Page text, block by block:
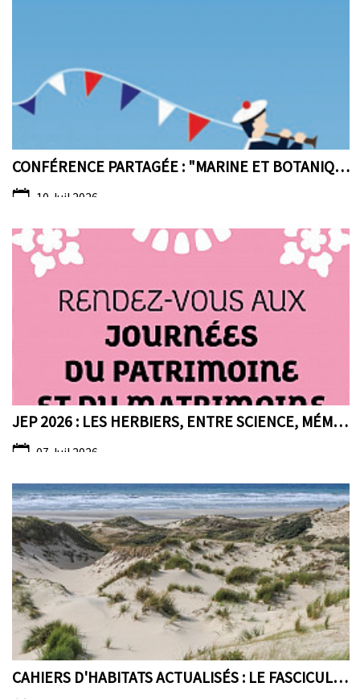
CONFÉRENCE PARTAGÉE : "MARINE ET BOTANIQUE"
10 Juil 2026
JEP 2026 : LES HERBIERS, ENTRE SCIENCE, MÉMOIRE ET...
07 Juil 2026
CAHIERS D'HABITATS ACTUALISÉS : LE FASCICULE 2 SUR...